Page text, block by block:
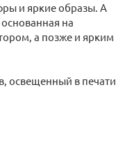
и яркие образы. А
на
а позже и ярким
освещенный в печати